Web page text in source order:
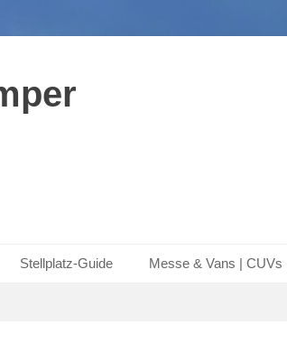
Stellplatz-Guide Messe & Vans | CUVs